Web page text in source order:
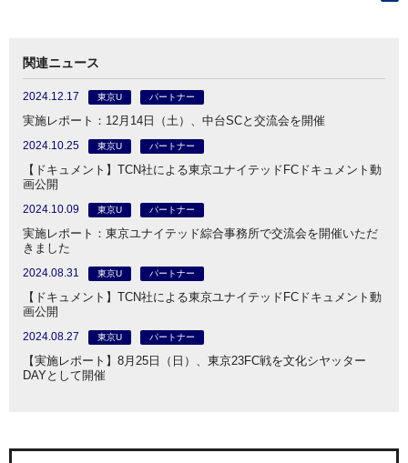
関連ニュース
2024.12.17 東京U パートナー
実施レポート：12月14日（土）、中台SCと交流会を開催
2024.10.25 東京U パートナー
【ドキュメント】TCN社による東京ユナイテッドFCドキュメント動
画公開
2024.10.09 東京U パートナー
実施レポート：東京ユナイテッド綜合事務所で交流会を開催いただ
きました
2024.08.31 東京U パートナー
【ドキュメント】TCN社による東京ユナイテッドFCドキュメント動
画公開
2024.08.27 東京U パートナー
【実施レポート】8月25日（日）、東京23FC戦を文化シヤッター
DAYとして開催